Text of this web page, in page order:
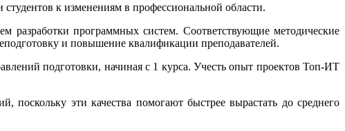
к изменениям в профессиональной области.
разработки программных систем. Соответствующие методические
и повышение квалификации преподавателей.
подготовки, начиная с 1 курса. Учесть опыт проектов Топ-ИТ
поскольку эти качества помогают быстрее вырастать до среднего